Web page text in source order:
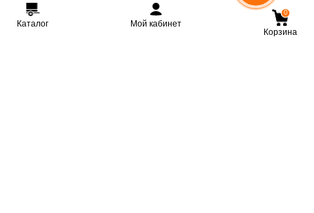
Каталог Мой кабинет
0
Корзина